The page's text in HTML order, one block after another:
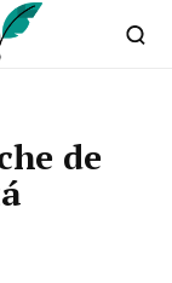
de